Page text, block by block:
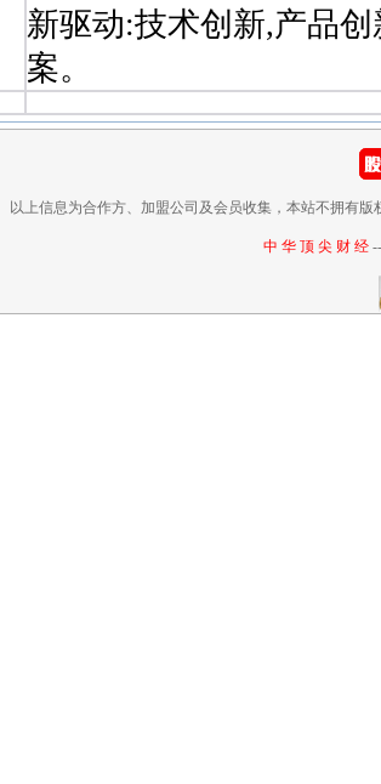
新驱动:技术创新,产品
案。
以上信息为合作方、加盟公司及会员收集，本站不拥有
中 华 顶 尖 财 经